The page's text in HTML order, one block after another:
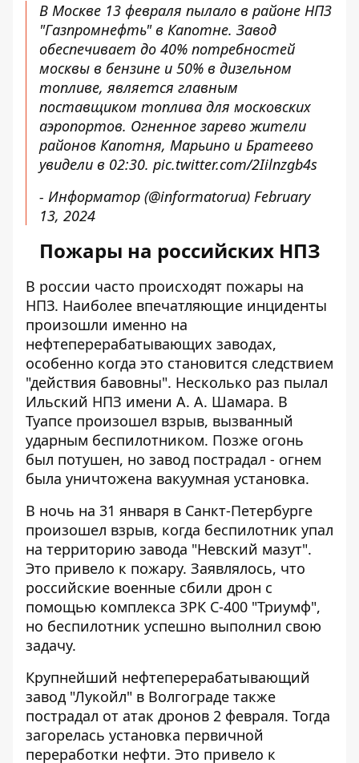
В Москве 13 февраля пылало в районе НПЗ
"Газпромнефть" в Капотне. Завод
обеспечивает до 40% потребностей
москвы в бензине и 50% в дизельном
топливе, является главным
поставщиком топлива для московских
аэропортов. Огненное зарево жители
районов Капотня, Марьино и Братеево
увидели в 02:30. pic.twitter.com/2Iilnzgb4s
- Информатор (@informatorua) February
13, 2024
Пожары на российских НПЗ
В россии часто происходят пожары на
НПЗ. Наиболее впечатляющие инциденты
произошли именно на
нефтеперерабатывающих заводах,
особенно когда это становится следствием
"действия бавовны". Несколько раз пылал
Ильский НПЗ имени А. А. Шамара. В
Туапсе произошел взрыв, вызванный
ударным беспилотником. Позже огонь
был потушен, но завод пострадал - огнем
была уничтожена вакуумная установка.
В ночь на 31 января в Санкт-Петербурге
произошел взрыв, когда беспилотник упал
на территорию завода "Невский мазут".
Это привело к пожару. Заявлялось, что
российские военные сбили дрон с
помощью комплекса ЗРК С-400 "Триумф",
но беспилотник успешно выполнил свою
задачу.
Крупнейший нефтеперерабатывающий
завод "Лукойл" в Волгограде также
пострадал от атак дронов 2 февраля. Тогда
загорелась установка первичной
переработки нефти. Это привело к